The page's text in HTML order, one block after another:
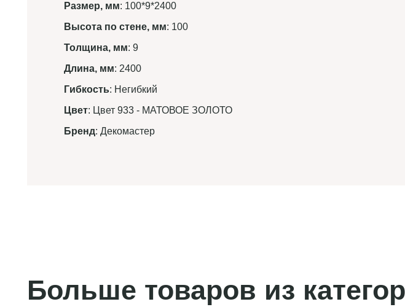
Размер, мм: 100*9*2400
Высота по стене, мм: 100
Толщина, мм: 9
Длина, мм: 2400
Гибкость: Негибкий
Цвет: Цвет 933 - МАТОВОЕ ЗОЛОТО
Бренд: Декомастер
Больше товаров из